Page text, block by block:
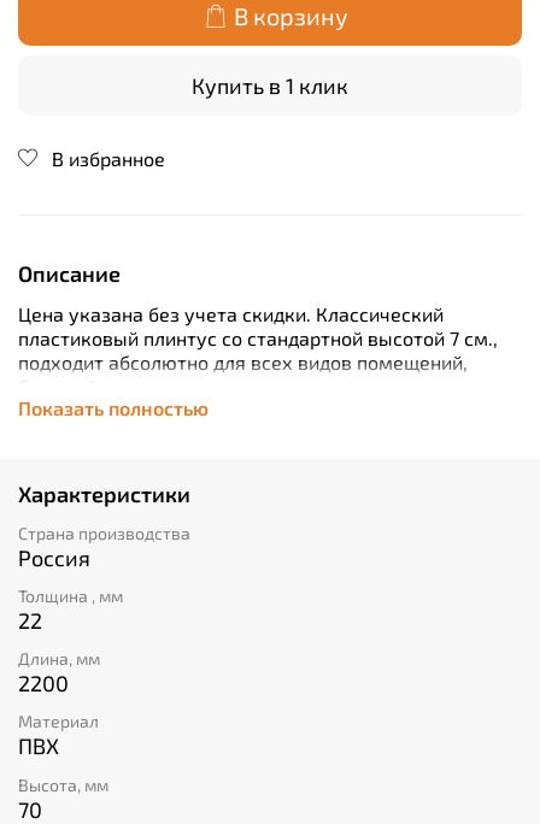
В корзину
Купить в 1 клик
В избранное
Описание
Цена указана без учета скидки. Классический
пластиковый плинтус со стандартной высотой 7 см.,
подходит абсолютно для всех видов помещений,
большой ассортимент цветов позволяет определенно
точно подобрать материал под дизайн интерьера и
Показать полностью
Характеристики
Страна производства
Россия
Толщина , мм
22
Длина, мм
2200
Материал
ПВХ
Высота, мм
70